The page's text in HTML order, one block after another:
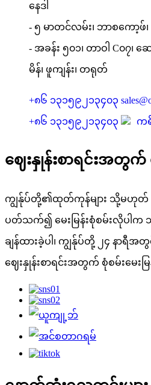
နေဒါ
- ၅ မာတင်လမ်း၊ ဘာစကော့ဖ်
- အခန်း ၅၀၁၊ တာဝါ C၀၇၊ ဆ
မိန်၊ ဖူကျန်း၊ တရုတ်
+၈၆ ၁၃၁၅၉၂၁၃၄၀၃
+၈၆ ၁၃၁၅၉၂၁၃၄၀၃ က
ဈေးနှုန်းစာရင်းအတွက် စုံ
ကျွန်ုပ်တို့၏ထုတ်ကုန်များ သို့မဟုတ် ဈ
ပတ်သက်၍ မေးမြန်းစုံစမ်းလိုပါ
ချန်ထားခဲ့ပါ၊ ကျွန်ုပ်တို့ ၂၄ နာရီ
ဈေးနှုန်းစာရင်းအတွက် စုံစမ်းမေးမြန်